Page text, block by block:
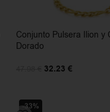
Conjunto Pulsera Ilion y
Dorado
32.23 €
-33%